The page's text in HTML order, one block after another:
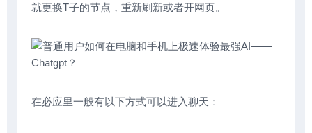
就更换T子的节点，重新刷新或者开网页。
在必应里一般有以下方式可以进入聊天：